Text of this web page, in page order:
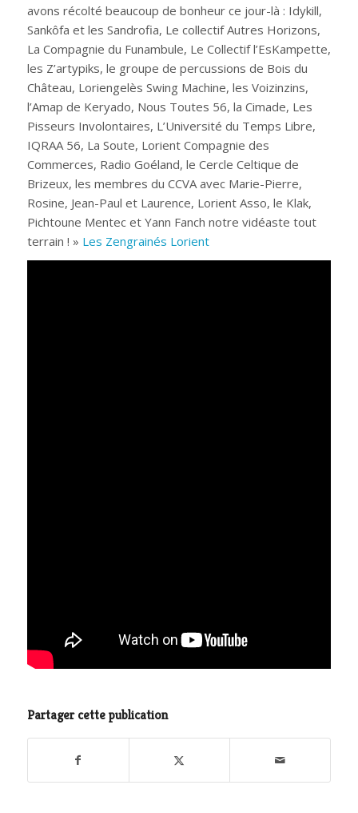
avons récolté beaucoup de bonheur ce jour-là : Idykill,
Sankôfa et les Sandrofia, Le collectif Autres Horizons,
La Compagnie du Funambule, Le Collectif l’EsKampette,
les Z’artypiks, le groupe de percussions de Bois du
Château, Loriengelès Swing Machine, les Voizinzins,
l’Amap de Keryado, Nous Toutes 56, la Cimade, Les
Pisseurs Involontaires, L’Université du Temps Libre,
IQRAA 56, La Soute, Lorient Compagnie des
Commerces, Radio Goéland, le Cercle Celtique de
Brizeux, les membres du CCVA avec Marie-Pierre,
Rosine, Jean-Paul et Laurence, Lorient Asso, le Klak,
Pichtoune Mentec et Yann Fanch notre vidéaste tout
terrain ! » Les Zengrainés Lorient
Partager cette publication